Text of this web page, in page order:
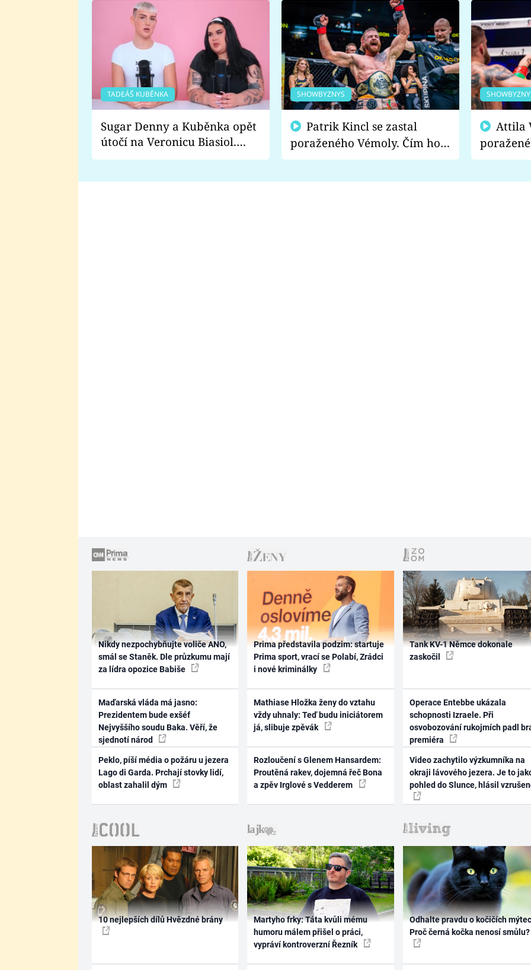
TADEÁŠ KUBĚNKA
Sugar Denny a Kuběnka opět
útočí na Veronicu Biasiol.
Proč je podle nich falešná a
SHOWBYZNYS
poraženého Vémoly. Čím ho
fanoušci naštvali?
chce
Nikdy nezpochybňujte voliče ANO,
smál se Staněk. Dle průzkumu mají
za lídra opozice Babiše
Maďarská vláda má jasno:
Prezidentem bude exšéf
Nejvyššího soudu Baka. Věří, že
sjednotí národ
Peklo, píší média o požáru u jezera
Lago di Garda. Prchají stovky lidí,
oblast zahalil dým
Prima představila podzim: startuje
Prima sport, vrací se Polabí, Zrádci
i nové kriminálky
Mathiase Hložka ženy do vztahu
vždy uhnaly: Teď budu iniciátorem
já, slibuje zpěvák
Rozloučení s Glenem Hansardem:
Proutěná rakev, dojemná řeč Bona
a zpěv Irglové s Vedderem
Tank KV-1 Němce dokonale
zaskočil
Operace Entebbe ukázala
schopnosti Izraele. Při
osvobozování rukojmích padl
premiéra
Video zachytilo výzkumníka na
okraji lávového jezera. Je to
pohled do Slunce, hlásil
10 nejlepších dílů Hvězdné brány
Martyho frky: Táta kvůli mému
humoru málem přišel o práci,
vypráví kontroverzní Řezník
Odhalte pravdu o kočičích
Proč černá kočka nenosí smůlu?